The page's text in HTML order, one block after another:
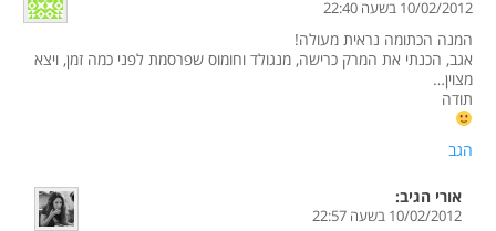
10/02/2012 בשעה 22:40
המנה הכתומה נראית מעולה!
אגב, הכנתי את המרק כרישה, מנגולד וחומוס שפרסמת לפני כמה זמן, ויצא
מצוין…
תודה
הגב
אורי הגיב:
10/02/2012 בשעה 22:57